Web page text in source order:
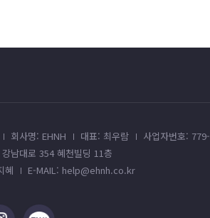
회사명: EHNH 대표: 최우람
사업자번호:
남대로 354 혜천빌딩 11층
혜
E-MAIL: help@ehnh.co.kr